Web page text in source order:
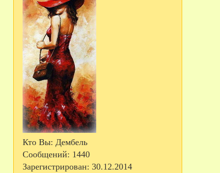
Кто Вы: Дембель
Сообщений: 1440
Зарегистрирован: 30.12.2014